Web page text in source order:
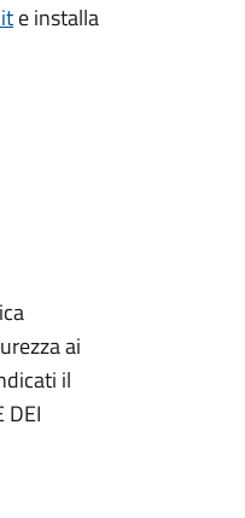
e installa
ai
il
DEI